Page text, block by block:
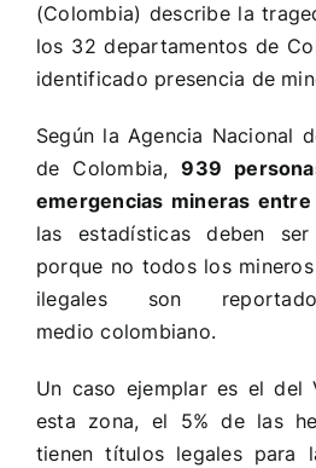
(Colombia) describe la
los 32 departamentos de
identificado presencia de
Según la Agencia Nacional
de Colombia,939
emergencias mineras
las estadísticas deben
porque no todos los
ilegales son
medio colombiano.
Un caso ejemplar es el del
esta zona, el 5% de las
tienen títulos legales para